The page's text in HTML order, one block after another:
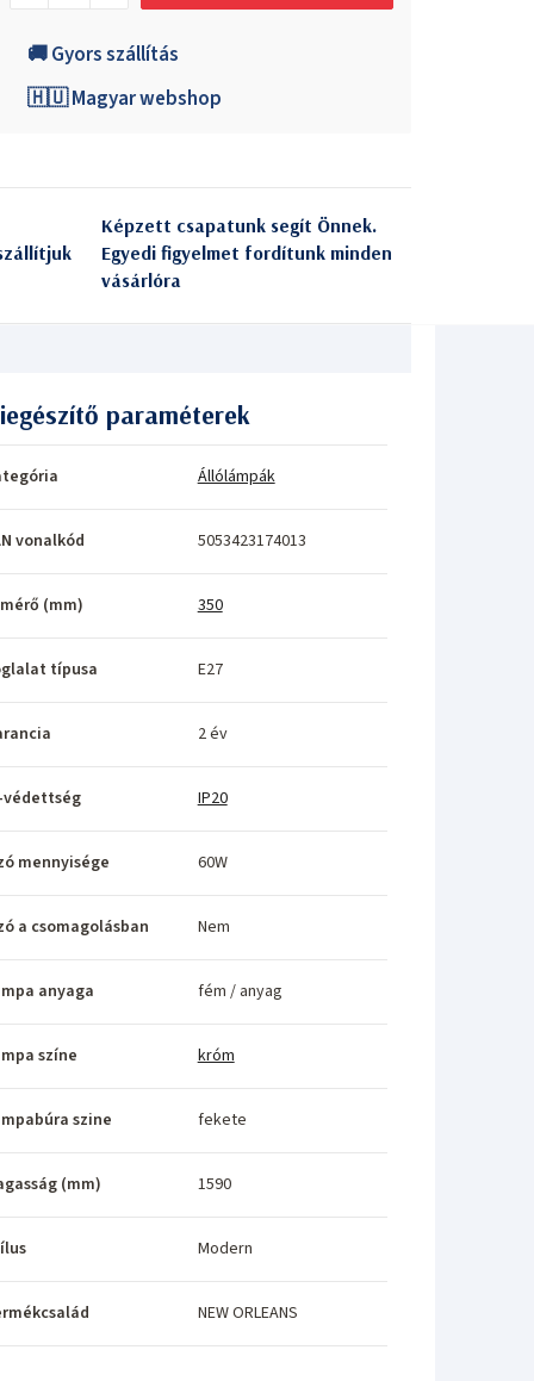
🚚 Gyors szállítás
🇭🇺 Magyar webshop
Képzett csapatunk segít Önnek.
Egyedi figyelmet fordítunk minden
vásárlóra
paraméterek
Állólámpák
vonalkód 5053423174013
(mm) 350
típusa E27
2 év
védettség IP20
mennyisége 60W
a csomagolásban Nem
anyaga fém / anyag
színe króm
szine fekete
(mm) 1590
Modern
NEW ORLEANS